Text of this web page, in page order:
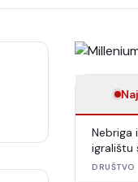
Nebriga
igralištu
umjetna
DRUŠTVO